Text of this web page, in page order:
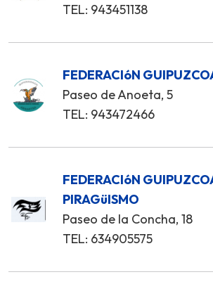
TEL: 943451138
FEDERACIóN
Paseo de Anoeta, 5
TEL: 943472466
FEDERACIóN
PIRAGüISMO
Paseo de la Concha, 18
TEL: 634905575